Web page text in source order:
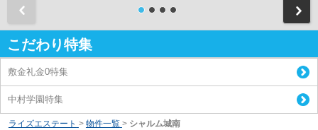
こだわり特集
敷金礼金0特集
中村学園特集
ライズエステート > 物件一覧 > シャルム城南